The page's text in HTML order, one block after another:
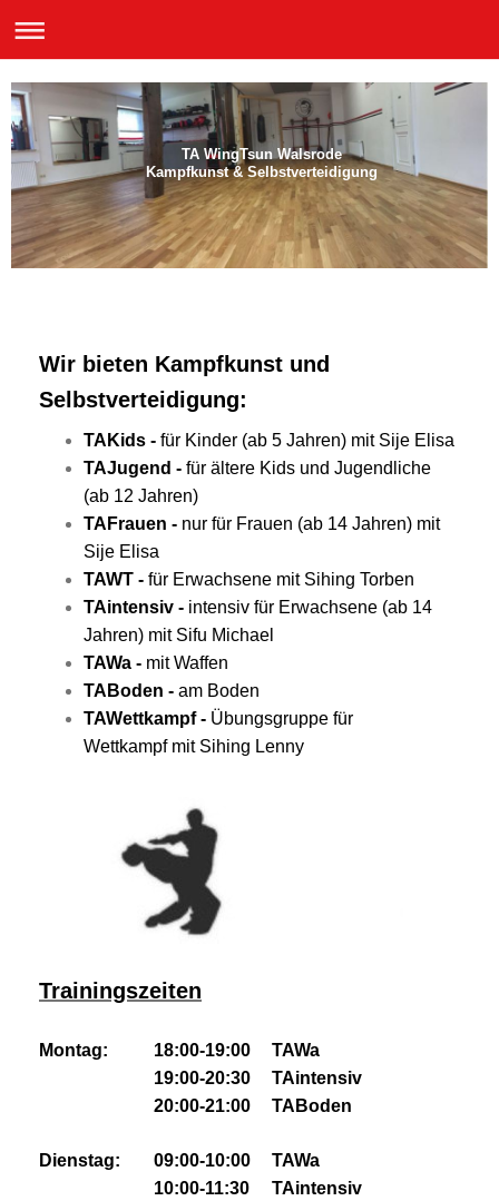
TA WingTsun Walsrode
Kampfkunst & Selbstverteidigung
Wir bieten Kampfkunst und
Selbstverteidigung:
TAKids - für Kinder (ab 5 Jahren) mit Sije Elisa
TAJugend - für ältere Kids und Jugendliche
(ab 12 Jahren)
TAFrauen - nur für Frauen (ab 14 Jahren) mit
Sije Elisa
TAWT - für Erwachsene mit Sihing Torben
TAintensiv - intensiv für Erwachsene (ab 14
Jahren) mit Sifu Michael
TAWa - mit Waffen
TABoden - am Boden
TAWettkampf - Übungsgruppe für
Wettkampfmit Sihing Lenny
Trainingszeiten
Montag: 18:00-19:00
TAWa
19:00-20:30
TAintensiv
20:00-21:00
TABoden
Dienstag: 09:00-10:00
TAWa
10:00-11:30
TAintensiv